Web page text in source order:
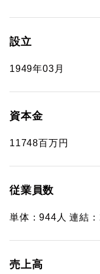
設立
1949年03月
資本金
11748百万円
従業員数
単体：944人 連結：
売上高